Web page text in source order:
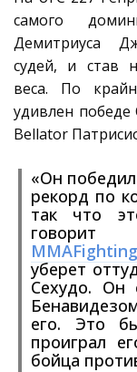
самого
Демитриуса
судей, и став
веса. По
удивлен победе
Bellator
«Он
рекорд по
так что
уберет
Сехудо. Он
его. Это
проиграл
бойца